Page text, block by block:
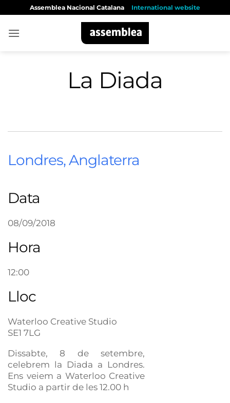
content
Assemblea Nacional Catalana International website
La Diada
Londres, Anglaterra
Data
08/09/2018
Hora
12:00
Lloc
Waterloo Creative Studio
SE1 7LG
Dissabte, 8 de setembre,
celebrem la Diada a Londres.
Ens veiem a Waterloo Creative
Studio a partir de les 12.00 h